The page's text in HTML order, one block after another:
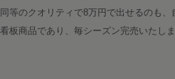
等のクオリティで8万円で出せるのも
板商品であり、毎シーズン完売いたしま